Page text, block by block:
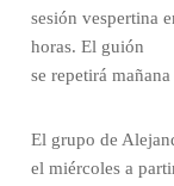
sesión vespertina
horas. El guión
se repetirá
El grupo de
el miércoles a